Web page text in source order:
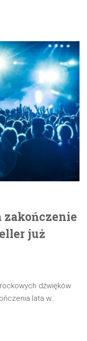
zakończenie
już
dźwięków
lata w…